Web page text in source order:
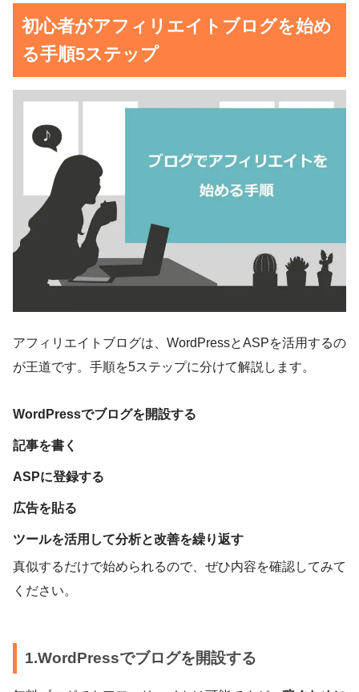
初心者がアフィリエイトブログを始め
る手順5ステップ
アフィリエイトブログは、WordPressとASPを活用するの
が王道です。手順を5ステップに分けて解説します。
WordPressでブログを開設する
記事を書く
ASPに登録する
広告を貼る
ツールを活用して分析と改善を繰り返す
真似するだけで始められるので、ぜひ内容を確認してみて
ください。
1.WordPressでブログを開設する